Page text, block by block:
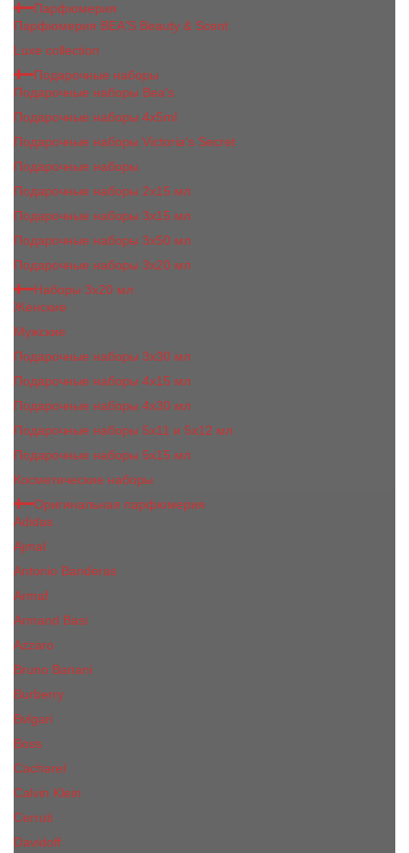
Парфюмерия
Парфюмерия BEA'S Beauty & Scent
Luxe collection
Подарочные наборы
Подарочные наборы Bea's
Подарочные наборы 4х5ml
Подарочные наборы Victoria's Secret
Подарочные наборы
Подарочные наборы 2x15 мл
Подарочные наборы 3х15 мл
Подарочные наборы 3x50 мл
Подарочные наборы 3x20 мл
Наборы 3х20 мл
Женские
Мужские
Подарочные наборы 3х30 мл
Подарочные наборы 4x15 мл
Подарочные наборы 4x30 мл
Подарочные наборы 5x11 и 5х12 мл
Подарочные наборы 5x15 мл
Косметические наборы
Оригинальная парфюмерия
Adidas
Ajmal
Antonio Banderas
Armaf
Armand Basi
Azzaro
Bruno Banani
Burberry
Bvlgari
Boss
Cacharel
Calvin Klein
Cerruti
Davidoff